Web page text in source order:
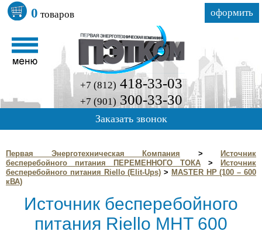
0 товаров оформить
+7 (812) 418-33-03
+7 (901) 300-33-30
Заказать звонок
Первая Энерготехническая Компания >
Источник
бесперебойного питания ПЕРЕМЕННОГО ТОКА >
Источник
бесперебойного питания Riello (Elit-Ups) > MASTER HP (100 – 600
кВА)
Источник бесперебойного
питания Riello MHT 600